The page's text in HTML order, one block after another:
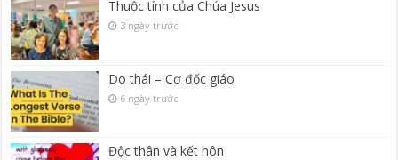
Thuộc tính của Chúa Jesus
3 ngày trước
Do thái – Cơ đốc giáo
6 ngày trước
Độc thân và kết hôn